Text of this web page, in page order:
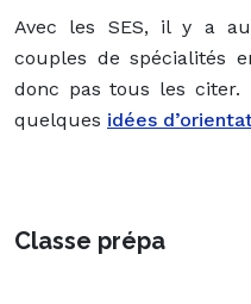
Avec les SES, il y a
couples de spécialités
donc pas tous les
quelques idées
Classe prépa